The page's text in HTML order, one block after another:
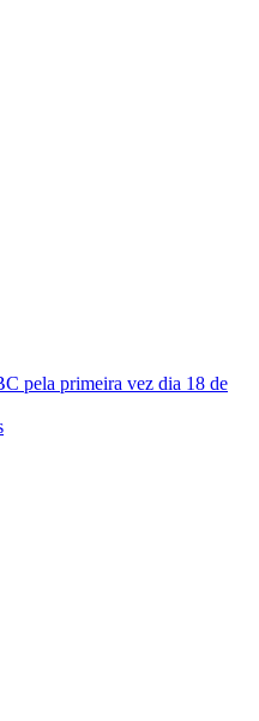
pela primeira vez dia 18 de